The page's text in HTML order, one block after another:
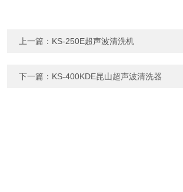
上一篇： KS-250E超声波清洗机
下一篇： KS-400KDE昆山超声波清洗器